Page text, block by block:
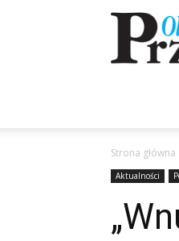
Przegląd
Olkuski
Strona główna
Aktualności